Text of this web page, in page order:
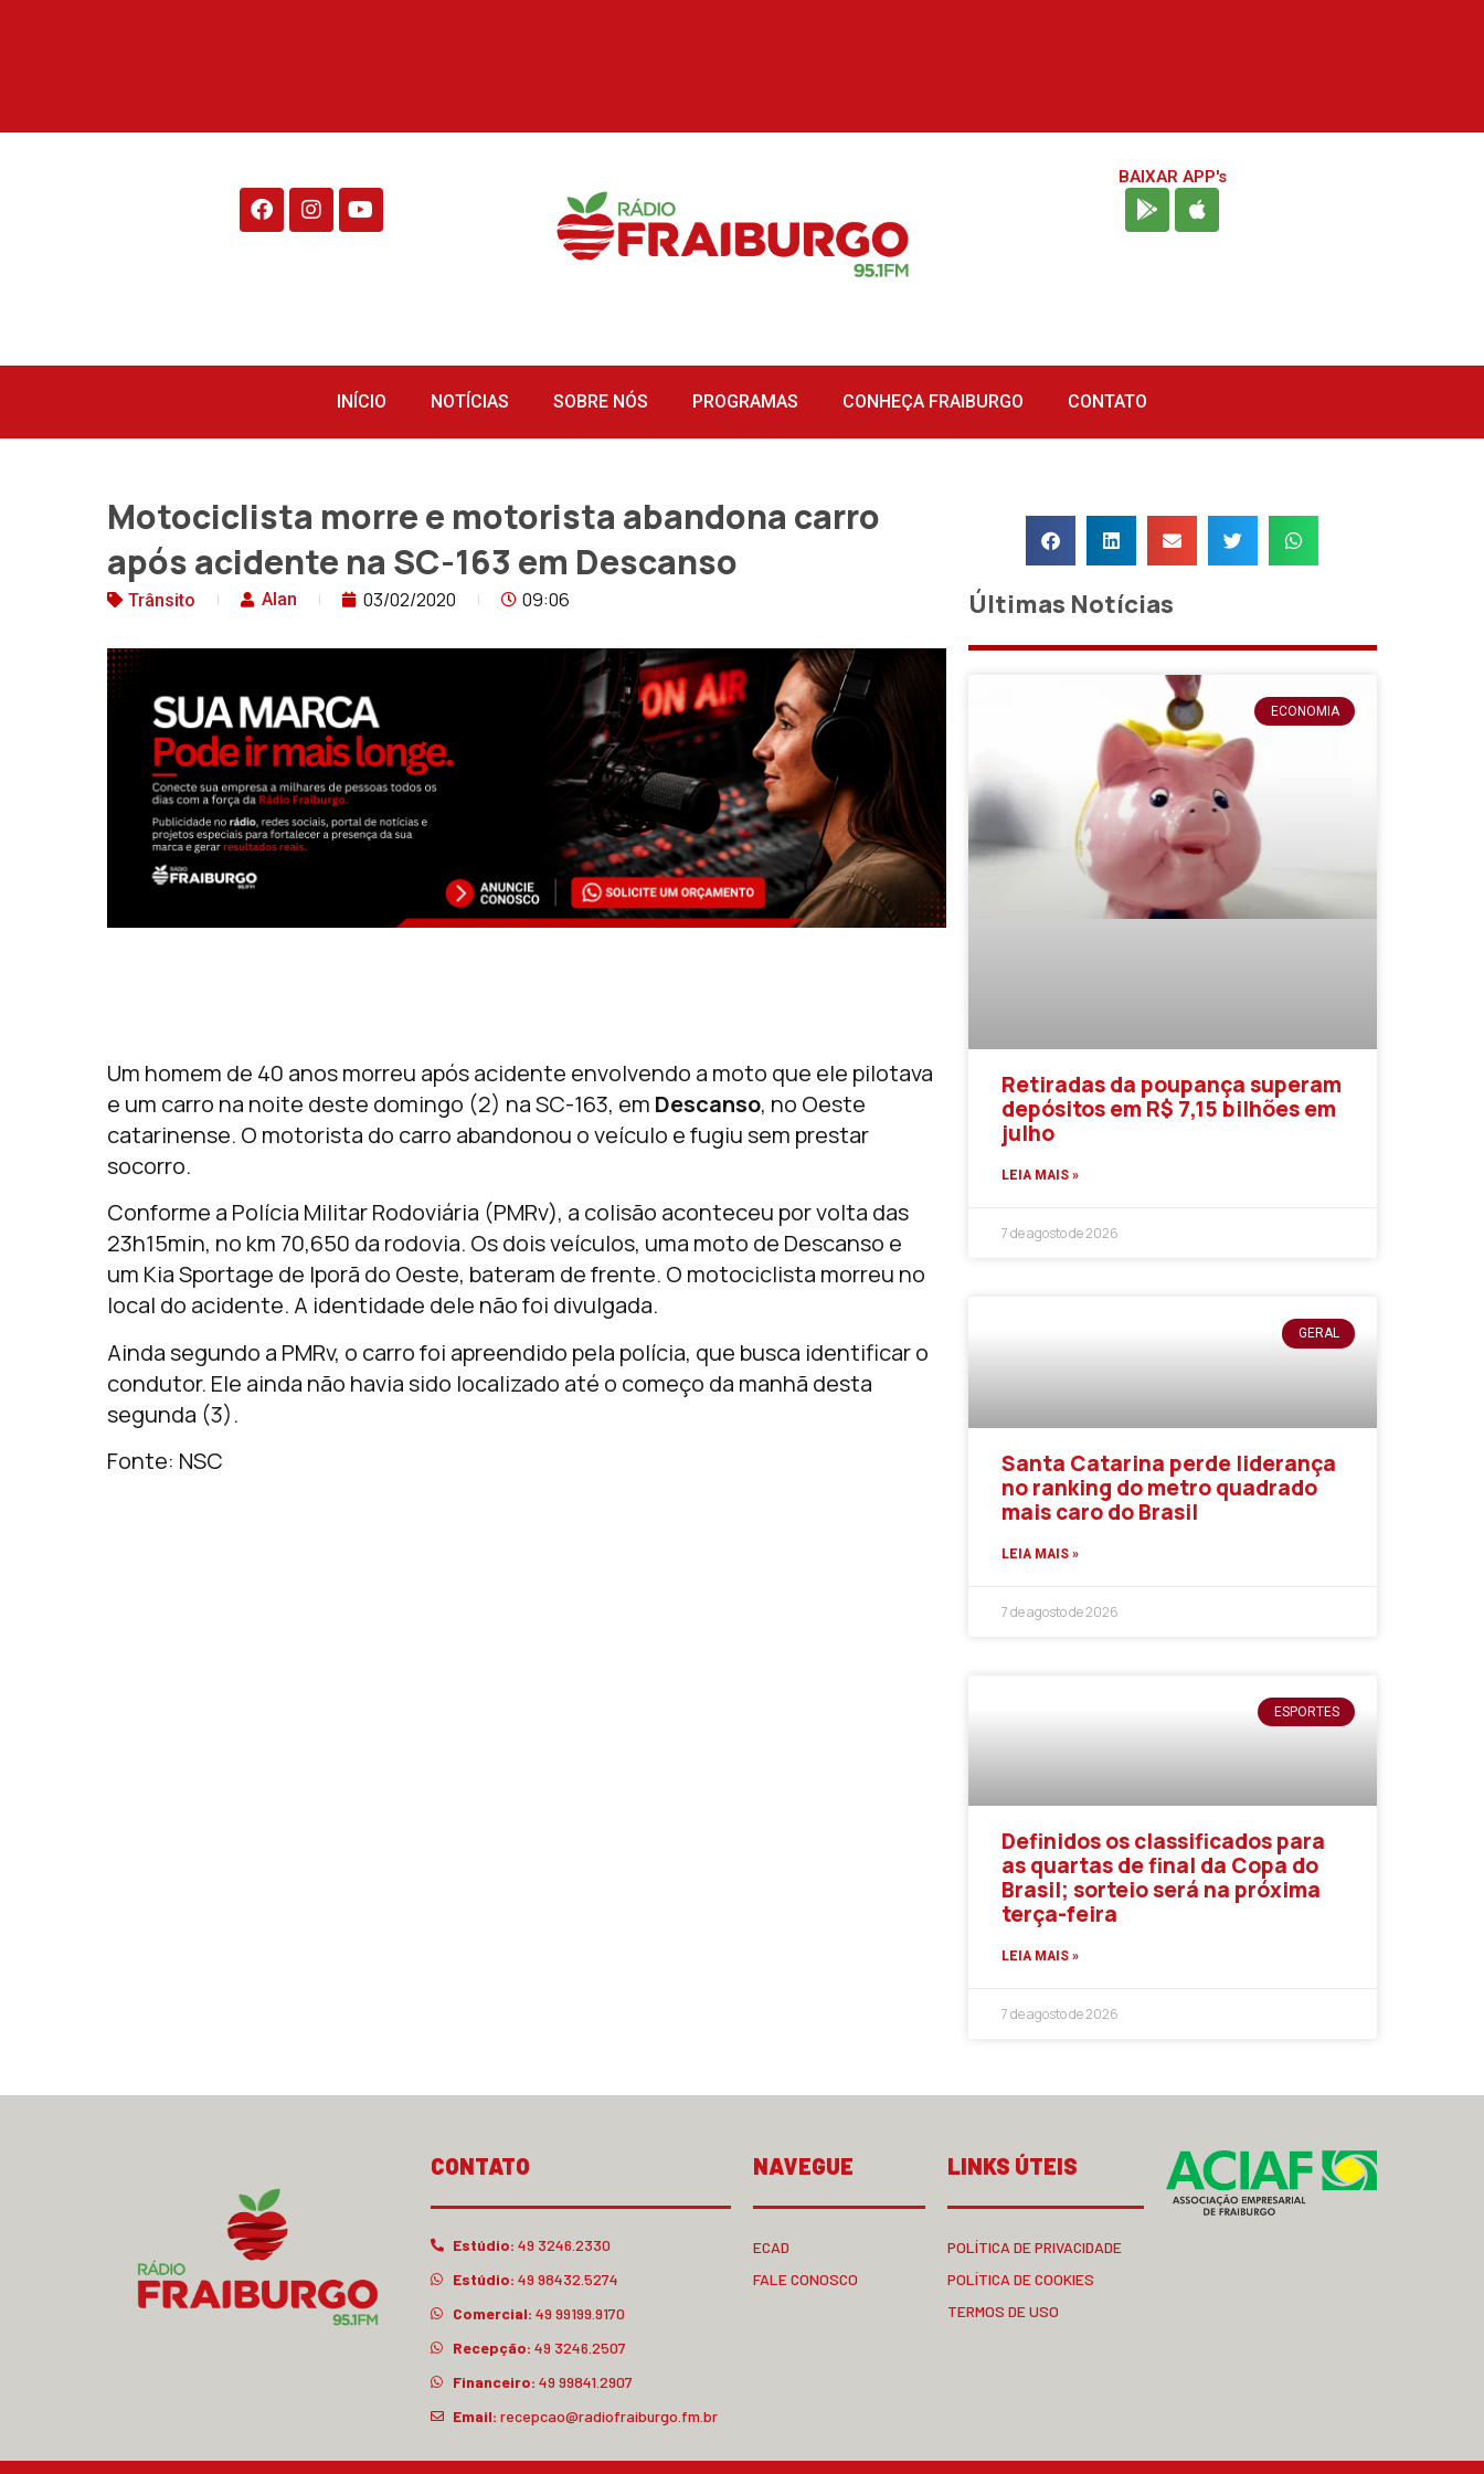
BAIXAR APP's
INÍCIO NOTÍCIAS SOBRE NÓS PROGRAMAS CONHEÇA FRAIBURGO CONTATO
Motociclista morre e motorista abandona carro
após acidente na SC-163 em Descanso
Trânsito Alan 03/02/2020 09:06
Um homem de 40 anos morreu após acidente envolvendo a moto que ele pilotava
e um carro na noite deste domingo (2) na SC-163, em Descanso, no Oeste
catarinense. O motorista do carro abandonou o veículo e fugiu sem prestar
socorro.
Conforme a Polícia Militar Rodoviária (PMRv), a colisão aconteceu por volta das
23h15min, no km 70,650 da rodovia. Os dois veículos, uma moto de Descanso e
um Kia Sportage de Iporã do Oeste, bateram de frente. O motociclista morreu no
local do acidente. A identidade dele não foi divulgada.
Ainda segundo a PMRv, o carro foi apreendido pela polícia, que busca identificar o
condutor. Ele ainda não havia sido localizado até o começo da manhã desta
segunda (3).
Fonte: NSC
Últimas Notícias
ECONOMIA
Retiradas da poupança superam
depósitos em R$ 7,15 bilhões em
julho
LEIA MAIS »
7 de agosto de 2026
GERAL
Santa Catarina perde liderança
no ranking do metro quadrado
mais caro do Brasil
LEIA MAIS »
7 de agosto de 2026
ESPORTES
Definidos os classificados para
as quartas de final da Copa do
Brasil; sorteio será na próxima
terça-feira
LEIA MAIS »
7 de agosto de 2026
CONTATO
Estúdio: 49 3246.2330
Estúdio: 49 98432.5274
Comercial: 49 99199.9170
Recepção: 49 3246.2507
Financeiro: 49 99841.2907
Email: recepcao@radiofraiburgo.fm.br
NAVEGUE
ECAD
FALE CONOSCO
LINKS ÚTEIS
POLÍTICA DE PRIVACIDADE
POLÍTICA DE COOKIES
TERMOS DE USO